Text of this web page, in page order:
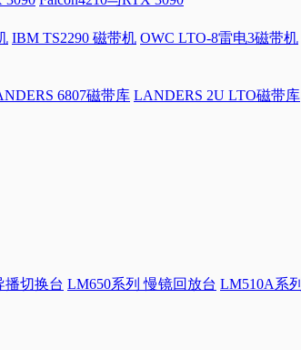
IBM TS2290 磁带机 OWC LTO-8雷电3磁带机
6807磁带库 LANDERS 2U LTO磁带库
播切换台 LM650系列 慢镜回放台 LM510A系列